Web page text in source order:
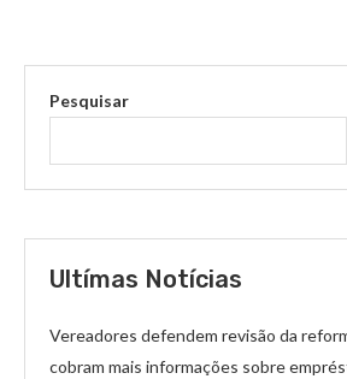
Pesquisar
Ultímas Notícias
Vereadores defendem revisão da
cobram mais informações sobre